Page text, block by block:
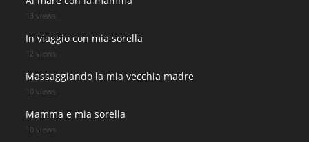
13 views
In viaggio con mia sorella
12 views
Massaggiando la mia vecchia madre
10 views
Mamma e mia sorella
10 views